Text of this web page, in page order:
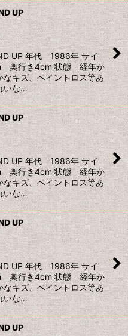
UP
UP 年代 1986年 サイ
行き4cm 状態 経年か
なキズ、ペイントロス等あ
いな…
UP
UP 年代 1986年 サイ
行き4cm 状態 経年か
なキズ、ペイントロス等あ
いな…
UP
UP 年代 1986年 サイ
行き4cm 状態 経年か
なキズ、ペイントロス等あ
いな…
UP